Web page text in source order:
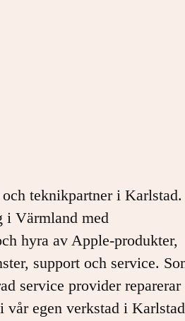
teknikpartner i Karlstad.
i Värmland med
hyra av Apple-produkter,
support och service.
service provider
vår egen verkstad i